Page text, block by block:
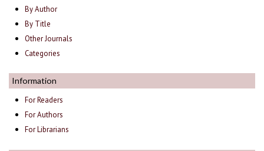
By Author
By Title
Other Journals
Categories
Information
For Readers
For Authors
For Librarians